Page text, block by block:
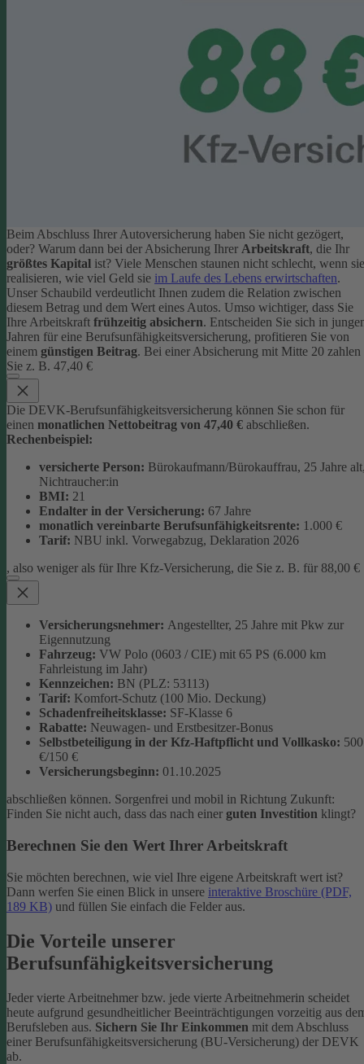
Beim Abschluss Ihrer Autoversicherung haben Sie nicht gezögert,
oder? Warum dann bei der Absicherung Ihrer Arbeitskraft, die Ihr
größtes Kapital ist? Viele Menschen staunen nicht schlecht, wenn sie
realisieren, wie viel Geld sie im Laufe des Lebens erwirtschaften.
Unser Schaubild verdeutlicht Ihnen zudem die Relation zwischen
diesem Betrag und dem Wert eines Autos. Umso wichtiger, dass Sie
Ihre Arbeitskraft frühzeitig absichern. Entscheiden Sie sich in
Jahren für eine Berufsunfähigkeitsversicherung, profitieren Sie von
einem günstigen Beitrag. Bei einer Absicherung mit Mitte 20 zahlen
Sie z. B. 47,40 €
Die DEVK-Berufsunfähigkeitsversicherung können Sie schon für
einen monatlichen Nettobeitrag von 47,40 € abschließen.
Rechenbeispiel:
versicherte Person: Bürokaufmann/Bürokauffrau, 25 Jahre
Nichtraucher:in
BMI: 21
Endalter in der Versicherung: 67 Jahre
monatlich vereinbarte Berufsunfähigkeitsrente: 1.000 €
Tarif: NBU inkl. Vorwegabzug, Deklaration 2026
, also weniger als für Ihre Kfz-Versicherung, die Sie z. B. für 88,00 €
Versicherungsnehmer: Angestellter, 25 Jahre mit Pkw zur
Eigennutzung
Fahrzeug: VW Polo (0603 / CIE) mit 65 PS (6.000 km
Fahrleistung im Jahr)
Kennzeichen: BN (PLZ: 53113)
Tarif: Komfort-Schutz (100 Mio. Deckung)
Schadenfreiheitsklasse: SF-Klasse 6
Rabatte: Neuwagen- und Erstbesitzer-Bonus
Selbstbeteiligung in der Kfz-Haftpflicht und Vollkasko: 500
€/150 €
Versicherungsbeginn: 01.10.2025
abschließen können. Sorgenfrei und mobil in Richtung Zukunft:
Finden Sie nicht auch, dass das nach einer guten Investition klingt?
Berechnen Sie den Wert Ihrer Arbeitskraft
Sie möchten berechnen, wie viel Ihre eigene Arbeitskraft wert ist?
Dann werfen Sie einen Blick in unsere interaktive Broschüre (PDF,
189 KB) und füllen Sie einfach die Felder aus.
Die Vorteile unserer
Berufsunfähigkeitsversicherung
Jeder vierte Arbeitnehmer bzw. jede vierte Arbeitnehmerin scheidet
heute aufgrund gesundheitlicher Beeinträchtigungen vorzeitig aus
Berufsleben aus. Sichern Sie Ihr Einkommen mit dem Abschluss
einer Berufsunfähigkeitsversicherung (BU-Versicherung) der DEVK
ab.